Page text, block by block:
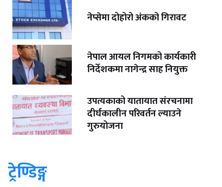
नेप्सेमा दोहोरो अंकको गिरावट
नेपाल आयल निगमको कार्यकारी
निर्देशकमा नागेन्द्र साह नियुक्त
उपत्यकाको यातायात संरचनामा
दीर्घकालीन परिवर्तन ल्याउने
गुरुयोजना
ट्रेण्डिङ्ग